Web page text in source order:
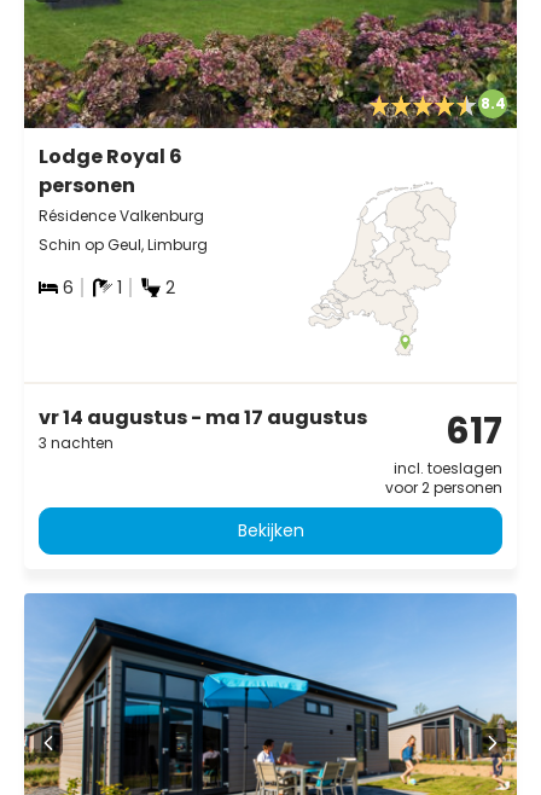
8.4
Lodge Royal 6
personen
Résidence Valkenburg
Schin op Geul, Limburg
6 1 2
vr 14 augustus - ma 17 augustus
3 nachten 617
incl. toeslagen
voor 2 personen
Bekijken